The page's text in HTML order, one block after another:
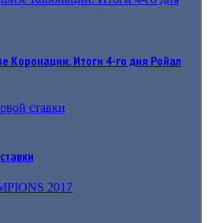
Коронации. Итоги 4-го дня Ройал